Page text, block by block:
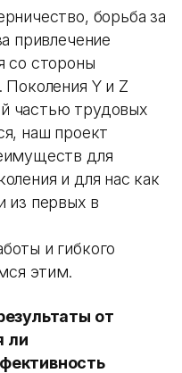
борьба за
привлечение
со стороны
Поколения Y и Z
частью трудовых
наш проект
для
и для нас как
из первых в
и гибкого
этим.
от
ли